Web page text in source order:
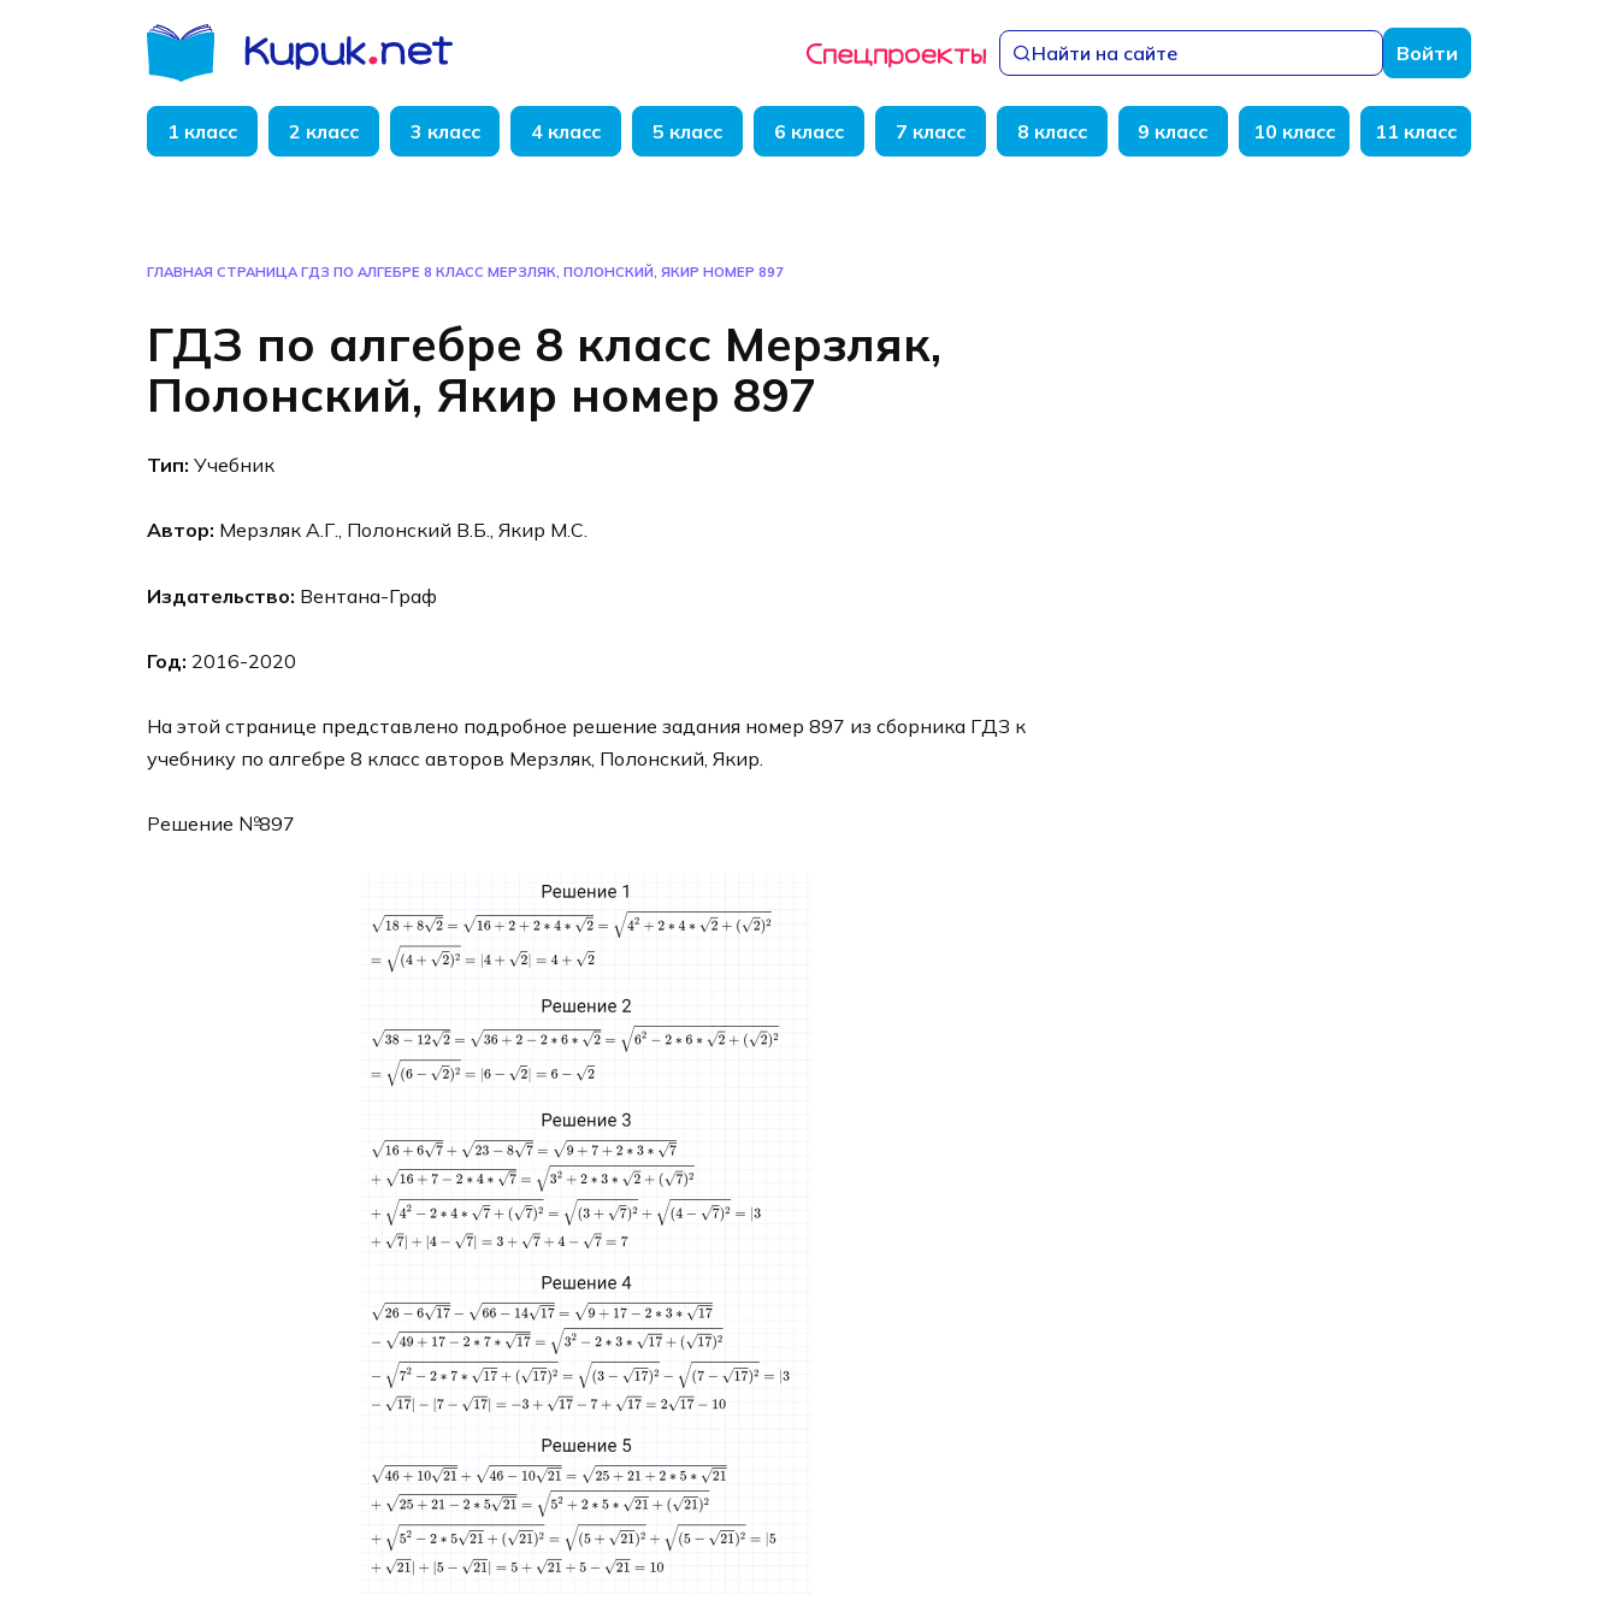
Найти на сайте Войти
1 класс 2 класс 3 класс 4 класс 5 класс 6 класс 7 класс 8 класс 9 класс 10 класс 11 класс
ГЛАВНАЯ СТРАНИЦА ГДЗ ПО АЛГЕБРЕ 8 КЛАСС МЕРЗЛЯК, ПОЛОНСКИЙ, ЯКИР НОМЕР 897
ГДЗ по алгебре 8 класс Мерзляк,
Полонский, Якир номер 897
Тип: Учебник
Автор: Мерзляк А.Г., Полонский В.Б., Якир М.С.
Издательство: Вентана-Граф
Год: 2016-2020
На этой странице представлено подробное решение задания номер 897 из сборника ГДЗ к
учебнику по алгебре 8 класс авторов Мерзляк, Полонский, Якир.
Решение №897